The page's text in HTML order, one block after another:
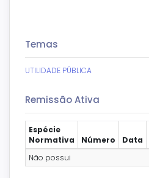
Temas
UTILIDADE PÚBLICA
Remissão Ativa
Espécie
Normativa
Número Data
Não possui